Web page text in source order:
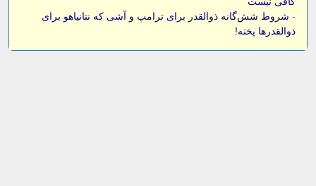
- شروط شش‌گانه ذوالقدر برای ترامپ و آشی که نتانیاهو برای
ذوالقدرها پخته!